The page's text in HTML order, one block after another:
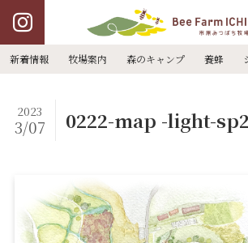
新着情報 牧場案内 森のキャンプ 養蜂
0222-map -light-sp2
2023
3/07